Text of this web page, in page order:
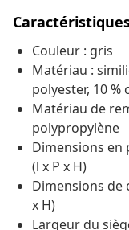
Couleur : gris
Matériau :
polyester, 10
Matériau de
polypropylène
Dimensions en
(l x P x H)
Dimensions de
x H)
Largeur du